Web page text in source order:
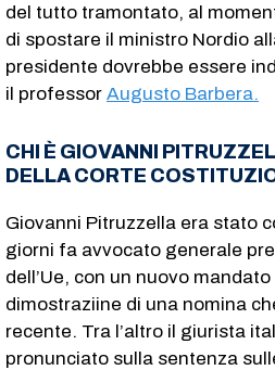
del tutto tramontato, al
di spostare il ministro Nordio
presidente dovrebbe essere
il professor Augusto Barbera.
CHI È GIOVANNI
DELLA CORTE
Giovanni Pitruzzella era stato
giorni fa avvocato generale
dell’Ue, con un nuovo
dimostraziine di una nomina
recente. Tra l’altro il giurista
pronunciato sulla sentenza